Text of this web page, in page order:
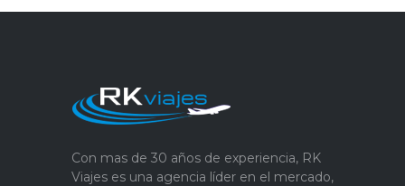
Con mas de 30 años de experiencia, RK
Viajes es una agencia líder en el mercado,